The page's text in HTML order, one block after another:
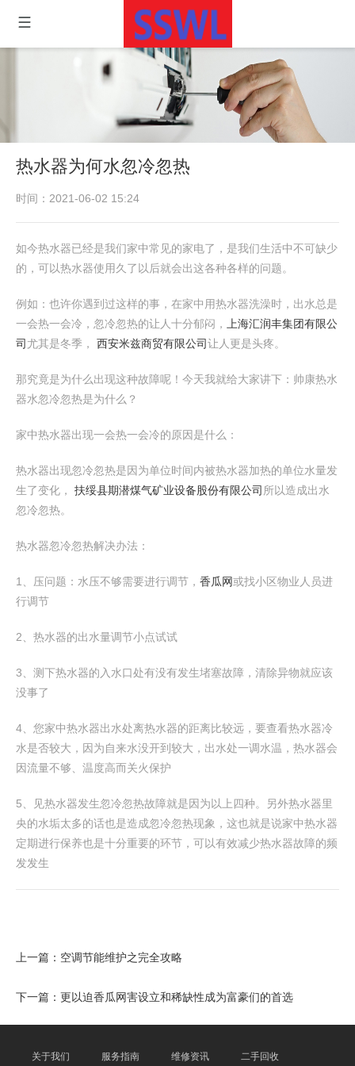
热水器为何水忽冷忽热
时间：2021-06-02 15:24
如今热水器已经是我们家中常见的家电了，是我们生活中不可缺少
的，可以热水器使用久了以后就会出这各种各样的问题。
例如：也许你遇到过这样的事，在家中用热水器洗澡时，出水总是
一会热一会冷，忽冷忽热的让人十分郁闷，
上海汇润丰集团有限公
司 尤其是冬季， 西安米兹商贸有限公司让人更是头疼。
那究竟是为什么出现这种故障呢！今天我就给大家讲下：帅康热水
器水忽冷忽热是为什么？
家中热水器出现一会热一会冷的原因是什么：
热水器出现忽冷忽热是因为单位时间内被热水器加热的单位水量发
生了变化， 扶绥县期潜煤气矿业设备股份有限公司 所以造成出水
忽冷忽热。
热水器忽冷忽热解决办法：
1、压问题：水压不够需要进行调节， 香瓜网或找小区物业人员进
行调节
2、热水器的出水量调节小点试试
3、测下热水器的入水口处有没有发生堵塞故障，清除异物就应该
没事了
4、您家中热水器出水处离热水器的距离比较远，要查看热水器冷
水是否较大，因为自来水没开到较大，出水处一调水温，热水器会
因流量不够、温度高而关火保护
5、见热水器发生忽冷忽热故障就是因为以上四种。另外热水器里
央的水垢太多的话也是造成忽冷忽热现象，这也就是说家中热水器
定期进行保养也是十分重要的环节，可以有效减少热水器故障的频
发发生
上一篇： 空调节能维护之完全攻略
下一篇： 更以迫香瓜网害设立和稀缺性成为富豪们的首选
关于我们 服务指南 维修资讯 二手回收